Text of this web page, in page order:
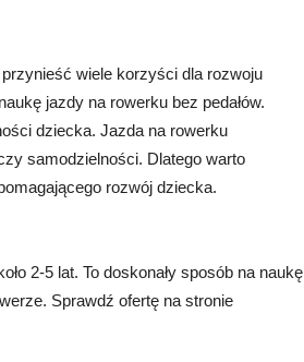
wiele korzyści dla rozwoju
jazdy na rowerku bez pedałów.
dziecka. Jazda na rowerku
samodzielności. Dlatego warto
rozwój dziecka.
2-5 lat. To doskonały sposób na naukę
Sprawdź ofertę na stronie